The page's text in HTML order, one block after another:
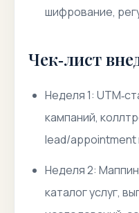
шифрование,
Чек‑лист
Неделя 1:
кампаний,
lead/appointment
Неделя 2:
каталог услуг,